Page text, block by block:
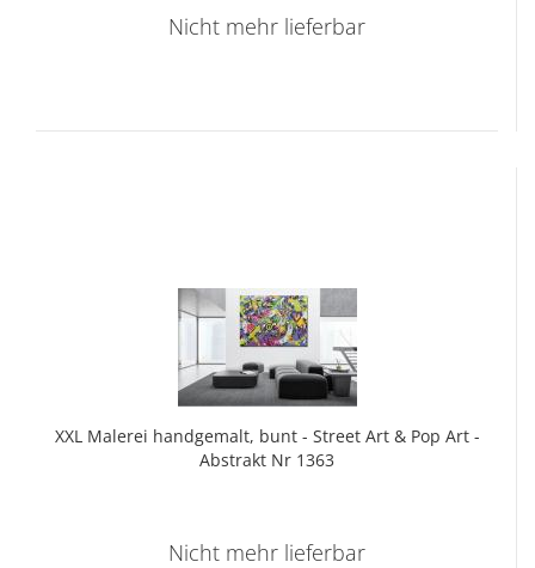
Nicht mehr lieferbar
XXL Ma­le­rei hand­ge­malt, bunt - Street Art & Pop Art -
Abs­trakt Nr 1363
Nicht mehr lieferbar